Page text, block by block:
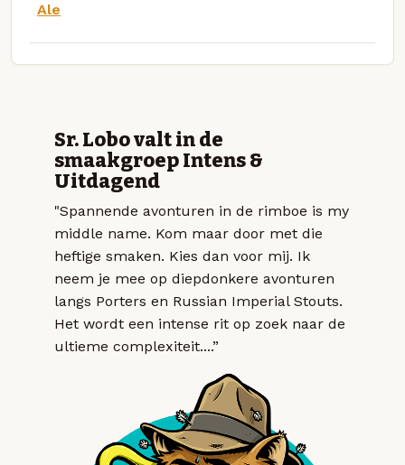
Ale
Sr. Lobo valt in de
smaakgroep Intens &
Uitdagend
"Spannende avonturen in de rimboe is my
middle name. Kom maar door met die
heftige smaken. Kies dan voor mij. Ik
neem je mee op diepdonkere avonturen
langs Porters en Russian Imperial Stouts.
Het wordt een intense rit op zoek naar de
ultieme complexiteit....”